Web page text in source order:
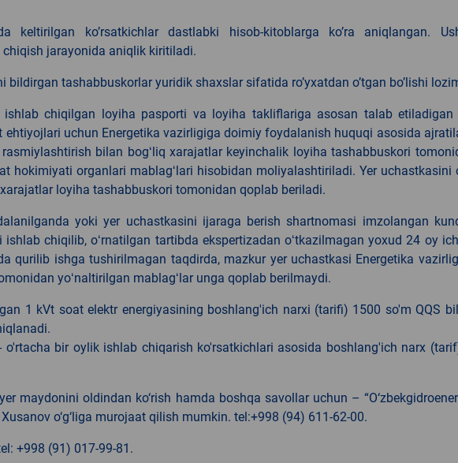
koʼrsatkichlar dastlabki hisob-kitoblarga koʼra aniqlangan.
jarayonida aniqlik kiritiladi.
tashabbuskorlar yuridik shaxslar sifatida roʼyxatdan oʼtgan boʼlishi
ishlab chiqilgan loyiha pasporti va loyiha takliflariga asosan talab etiladigan
uchun Energetika vazirligiga doimiy foydalanish huquqi asosida
bilan bogʻliq xarajatlar keyinchalik loyiha tashabbuskori
hokimiyati organlari mablagʻlari hisobidan moliyalashtiriladi. Yer uchastkasini
loyiha tashabbuskori tomonidan qoplab beriladi.
yoki yer uchastkasini ijaraga berish shartnomasi imzolangan
chiqilib, oʻrnatilgan tartibda ekspertizadan oʻtkazilmagan yoxud 24 oy
qurilib ishga tushirilmagan taqdirda, mazkur yer uchastkasi Energetika
yoʻnaltirilgan mablagʻlar unga qoplab berilmaydi.
1 kVt soat elektr energiyasining boshlang'ich narxi (tarifi) 1500 so'm QQS
bir oylik ishlab chiqarish ko'rsatkichlari asosida boshlang'ich narx
maydonini oldindan ko‘rish hamda boshqa savollar uchun –
Xusanov o‘g‘liga murojaat qilish mumkin. tel:+998 (94) 611-62-00.
+998 (91) 017-99-81.